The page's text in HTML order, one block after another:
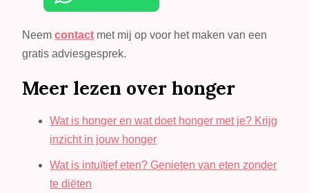
Neemcontact met mij op voor het maken van een
gratis adviesgesprek.
Meer lezen over honger
Wat is honger en wat doet honger met je? Krijg
inzicht in jouw honger
Wat is intuïtief eten? Genieten van eten zonder
te diëten